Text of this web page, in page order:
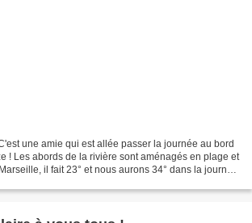
une amie qui est allée passer la journée au bord
! Les abords de la rivière sont aménagés en plage et
il fait 23° et nous aurons 34° dans la journée